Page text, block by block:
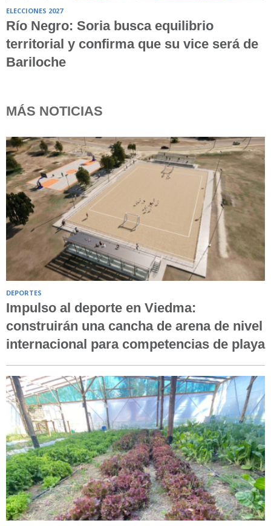
ELECCIONES 2027
Río Negro: Soria busca equilibrio
territorial y confirma que su vice será de
Bariloche
MÁS NOTICIAS
DEPORTES
Impulso al deporte en Viedma:
construirán una cancha de arena de nivel
internacional para competencias de playa